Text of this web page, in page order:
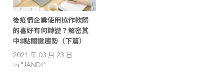
後疫情企業使用協作軟體
的喜好有何轉變？解密其
中8點關鍵趨勢（下篇）
2021 年 03 月 23 日
In "JANDI"